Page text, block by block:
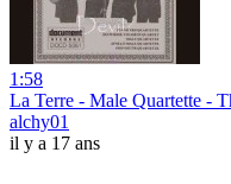
1:58
La Terre - Male Quartette -
alchy01
il y a 17 ans